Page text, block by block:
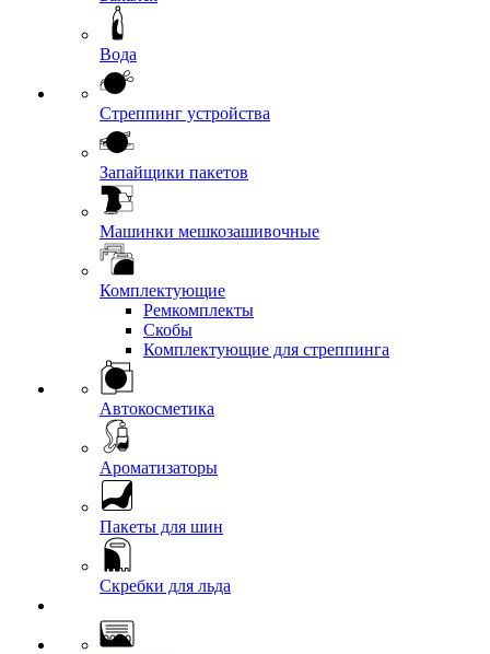
Вода
Стреппинг устройства
Запайщики пакетов
Машинки мешкозашивочные
Комплектующие
Ремкомплекты
Скобы
Комплектующие для стреппинга
Автокосметика
Ароматизаторы
Пакеты для шин
Скребки для льда